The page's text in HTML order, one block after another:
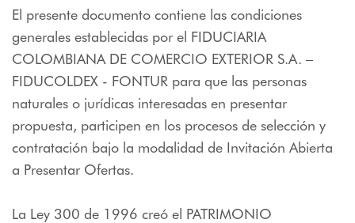
El presente documento contiene las condiciones
generales establecidas por el FIDUCIARIA
COLOMBIANA DE COMERCIO EXTERIOR S.A. –
FIDUCOLDEX - FONTUR para que las personas
naturales o jurídicas interesadas en presentar
propuesta, participen en los procesos de selección y
contratación bajo la modalidad de Invitación Abierta
a Presentar Ofertas.
La Ley 300 de 1996 creó el PATRIMONIO